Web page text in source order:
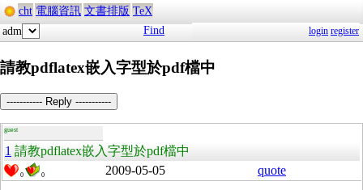
cht 電腦資訊 文書排版 TeX
adm
Find login register
請教pdflatex嵌入字型於pdf檔中
----------- Reply -----------
guest
1 請教pdflatex嵌入字型於pdf檔中
0 0 2009-05-05 quote